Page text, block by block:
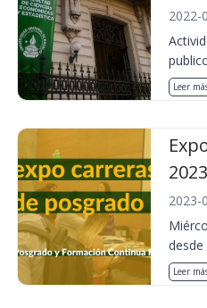
2022-
Leer
2023
2023-
desde
Leer